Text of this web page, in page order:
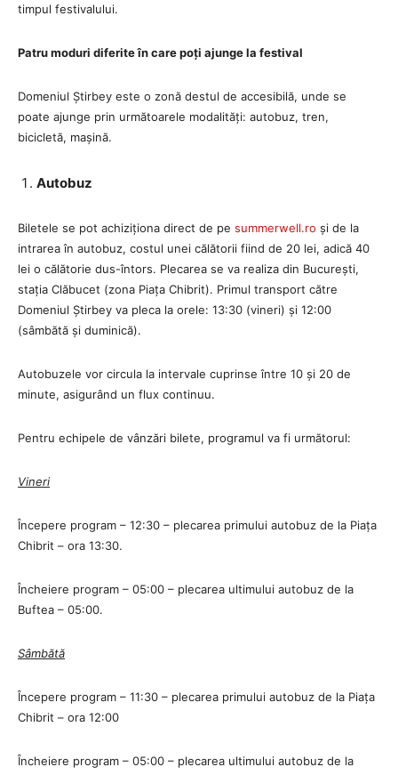
timpul festivalului.
Patru moduri diferite în care poți ajunge la festival
Domeniul Știrbey este o zonă destul de accesibilă, unde se
poate ajunge prin următoarele modalități: autobuz, tren,
bicicletă, mașină.
Autobuz
Biletele se pot achiziționa direct de pe summerwell.ro și de la
intrarea în autobuz, costul unei călătorii fiind de 20 lei, adică 40
lei o călătorie dus-întors. Plecarea se va realiza din București,
stația Clăbucet (zona Piața Chibrit). Primul transport către
Domeniul Știrbey va pleca la orele: 13:30 (vineri) și 12:00
(sâmbătă și duminică).
Autobuzele vor circula la intervale cuprinse între 10 și 20 de
minute, asigurând un flux continuu.
Pentru echipele de vânzări bilete, programul va fi următorul:
Vineri
Începere program – 12:30 – plecarea primului autobuz de la Piața
Chibrit – ora 13:30.
Încheiere program – 05:00 – plecarea ultimului autobuz de la
Buftea – 05:00.
Sâmbătă
Începere program – 11:30 – plecarea primului autobuz de la Piața
Chibrit – ora 12:00
Încheiere program – 05:00 – plecarea ultimului autobuz de la